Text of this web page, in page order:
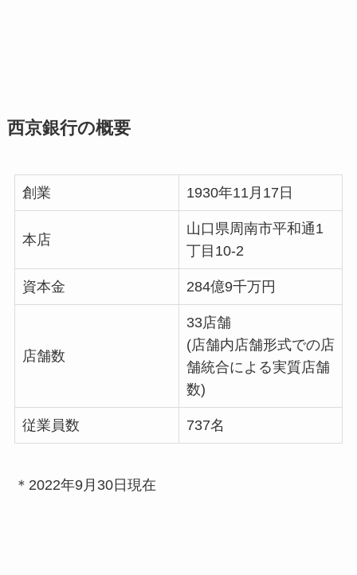
西京銀行の概要
創業 1930年11月17日
本店
山口県周南市平和通1
丁目10-2
資本金 284億9千万円
店舗数
33店舗
(店舗内店舗形式での店
舗統合による実質店舗
数)
従業員数 737名
＊2022年9月30日現在